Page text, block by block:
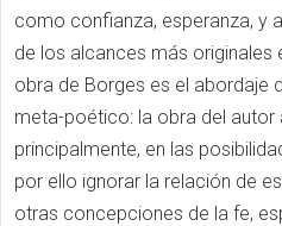
como confianza, esperanza, y
de los alcances más originales
obra de Borges es el abordaje
meta-poético: la obra del autor
principalmente, en las
por ello ignorar la relación de
otras concepciones de la fe,